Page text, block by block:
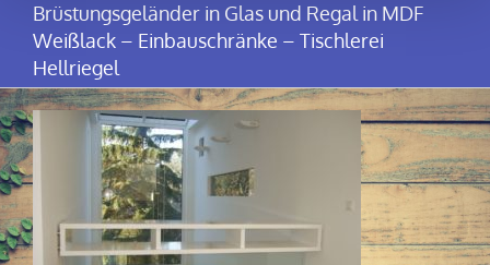
Brüstungsgeländer in Glas und Regal in MDF
Weißlack – Einbauschränke – Tischlerei
Hellriegel